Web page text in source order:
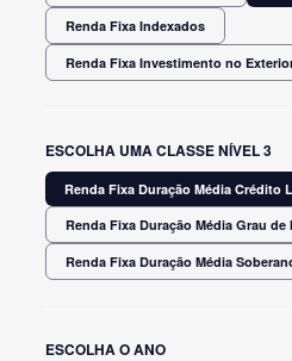
Renda Fixa Indexados
Renda Fixa Investimento no
ESCOLHA UMA CLASSE NÍVEL 3
Renda Fixa Duração Média Crédito
Renda Fixa Duração Média Grau
Renda Fixa Duração Média
ESCOLHA O ANO